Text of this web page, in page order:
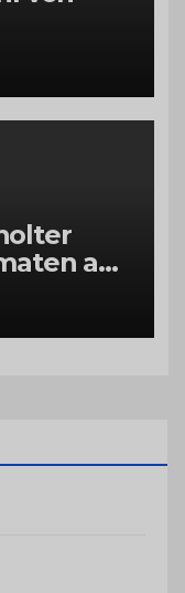
am
in